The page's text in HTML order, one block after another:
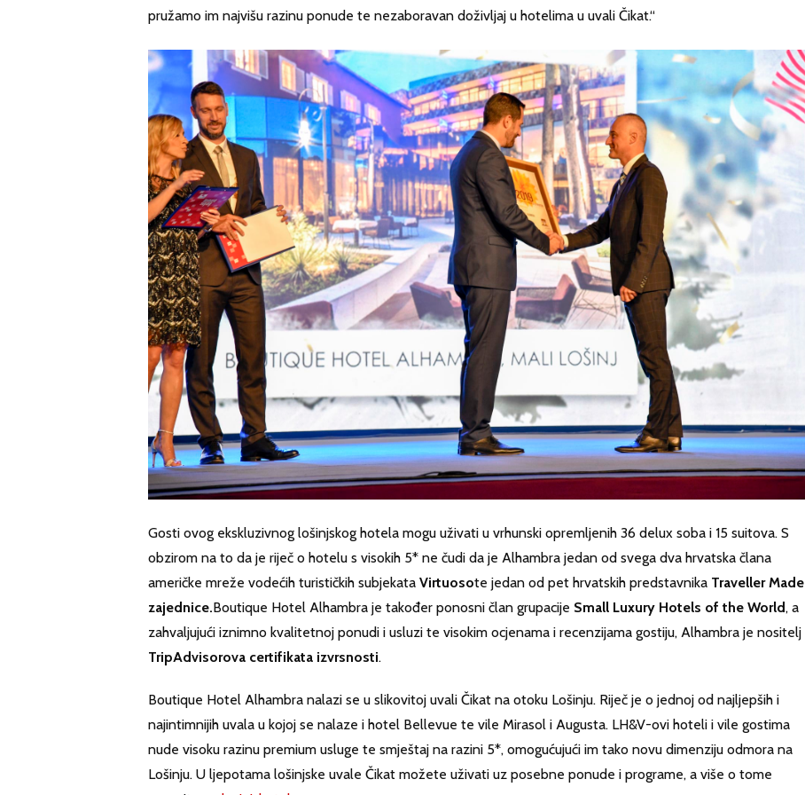
pružamo im najvišu razinu ponude te nezaboravan doživljaj u hotelima u uvali Čikat.“
Gosti ovog ekskluzivnog lošinjskog hotela mogu uživati u vrhunski opremljenih 36 delux soba i 15 suitova. S
obzirom na to da je riječ o hotelu s visokih 5* ne čudi da je Alhambra jedan od svega dva hrvatska člana
američke mreže vodećih turističkih subjekata Virtuosote jedan od pet hrvatskih predstavnika Traveller Made
zajednice.Boutique Hotel Alhambra je također ponosni član grupacije Small Luxury Hotels of the World, a
zahvaljujući iznimno kvalitetnoj ponudi i usluzi te visokim ocjenama i recenzijama gostiju, Alhambra je nositelj
TripAdvisorova certifikata izvrsnosti.
Boutique Hotel Alhambra nalazi se u slikovitoj uvali Čikat na otoku Lošinju. Riječ je o jednoj od najljepših i
najintimnijih uvala u kojoj se nalaze i hotel Bellevue te vile Mirasol i Augusta. LH&V-ovi hoteli i vile gostima
nude visoku razinu premium usluge te smještaj na razini 5*, omogućujući im tako novu dimenziju odmora na
Lošinju. U ljepotama lošinjske uvale Čikat možete uživati uz posebne ponude i programe, a više o tome